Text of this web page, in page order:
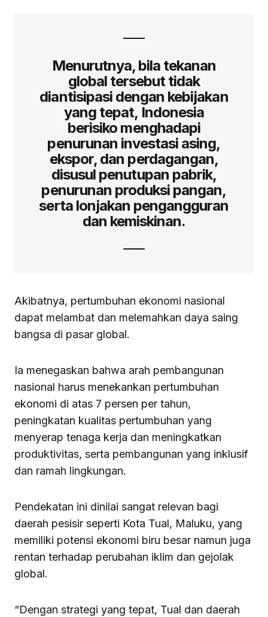
Menurutnya, bila tekanan
global tersebut tidak
diantisipasi dengan kebijakan
yang tepat, Indonesia
berisiko menghadapi
penurunan investasi asing,
ekspor, dan perdagangan,
disusul penutupan pabrik,
penurunan produksi pangan,
serta lonjakan pengangguran
dan kemiskinan.
Akibatnya, pertumbuhan ekonomi nasional
dapat melambat dan melemahkan daya saing
bangsa di pasar global.
Ia menegaskan bahwa arah pembangunan
nasional harus menekankan pertumbuhan
ekonomi di atas 7 persen per tahun,
peningkatan kualitas pertumbuhan yang
menyerap tenaga kerja dan meningkatkan
produktivitas, serta pembangunan yang inklusif
dan ramah lingkungan.
Pendekatan ini dinilai sangat relevan bagi
daerah pesisir seperti Kota Tual, Maluku, yang
memiliki potensi ekonomi biru besar namun juga
rentan terhadap perubahan iklim dan gejolak
global.
“Dengan strategi yang tepat, Tual dan daerah